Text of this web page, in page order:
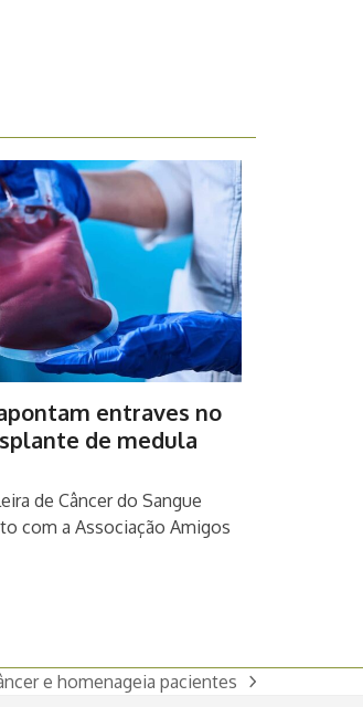
entraves no
de medula
de Câncer do Sangue
com a Associação Amigos
e homenageia pacientes